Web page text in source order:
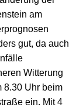
am
gut, da auch
Witterung
8.30 Uhr beim
ein. Mit 4